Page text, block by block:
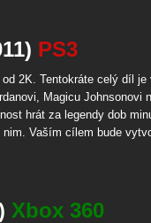
PS3
2K. Tentokráte celý díl je
Magicu Johnsonovi
hrát za legendy dob
nim. Vaším cílem bude
Xbox 360